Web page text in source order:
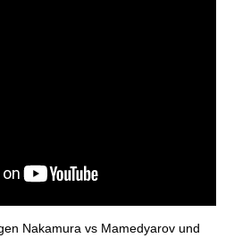
Nakamura vs Mamedyarov und